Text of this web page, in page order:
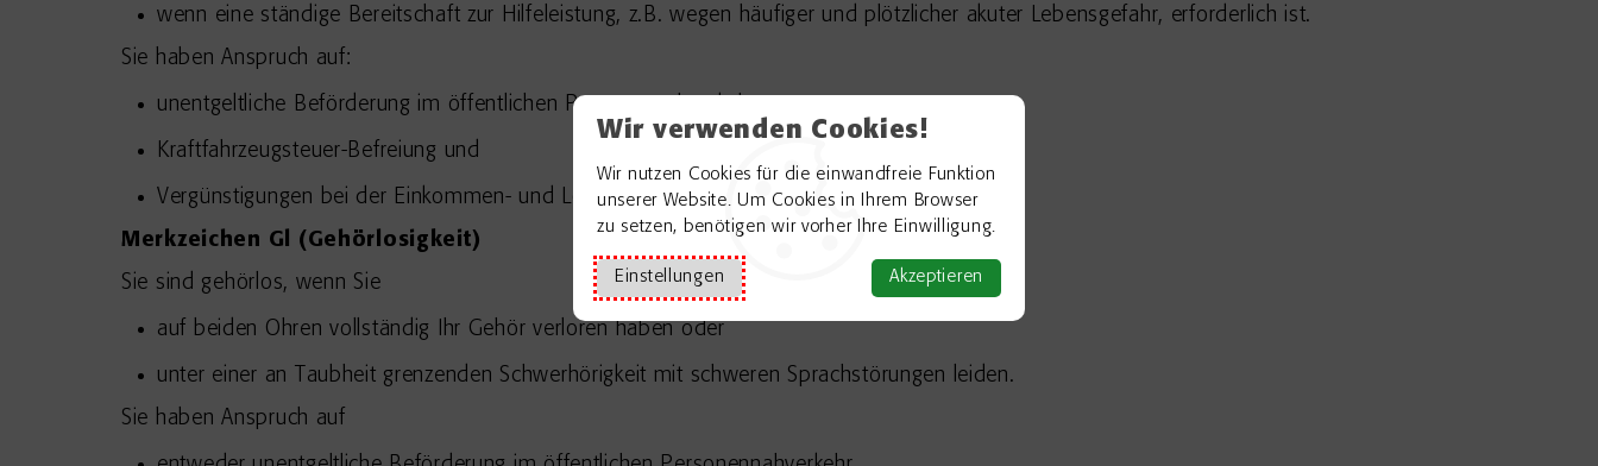
Wir verwenden Cookies!
Wir nutzen Cookies für die einwandfreie Funktion
unserer Website. Um Cookies in Ihrem Browser
zu setzen, benötigen wir vorher Ihre Einwilligung.
Einstellungen Akzeptieren
wenn eine ständige Bereitschaft zur Hilfeleistung, z.B. wegen häufiger und plötzlicher akuter Lebensgefahr, erforderlich ist.
Sie haben Anspruch auf:
unentgeltliche Beförderung im öffentlichen Personennahverkehr,
Kraftfahrzeugsteuer-Befreiung und
Vergünstigungen bei der Einkommen- und Lohnsteuer.
Merkzeichen Gl (Gehörlosigkeit)
Sie sind gehörlos, wenn Sie
auf beiden Ohren vollständig Ihr Gehör verloren haben oder
unter einer an Taubheit grenzenden Schwerhörigkeit mit schweren Sprachstörungen leiden.
Sie haben Anspruch auf